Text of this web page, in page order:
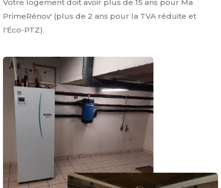
Votre logement doit avoir plus de 15 ans pour Ma
PrimeRénov' (plus de 2 ans pour la TVA réduite et
l'Éco-PTZ).